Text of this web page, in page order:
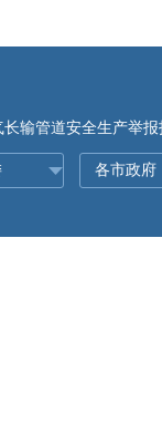
输管道安全生产举